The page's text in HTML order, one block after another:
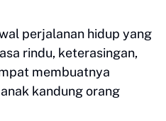
perjalanan hidup yang
rindu, keterasingan,
membuatnya
kandung orang